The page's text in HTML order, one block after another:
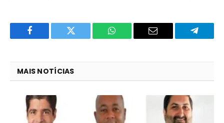
Facebook Twitter
O
do
WhatsApp?
E-
MAIS NOTÍCIAS